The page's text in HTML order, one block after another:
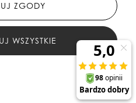
ZGODY
WSZYSTKIE